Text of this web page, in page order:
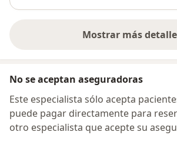
Mostrar mássobre la
No se aceptan aseguradoras
Este especialista sólo acepta
puede pagar directamente para
otro especialista que acepte su